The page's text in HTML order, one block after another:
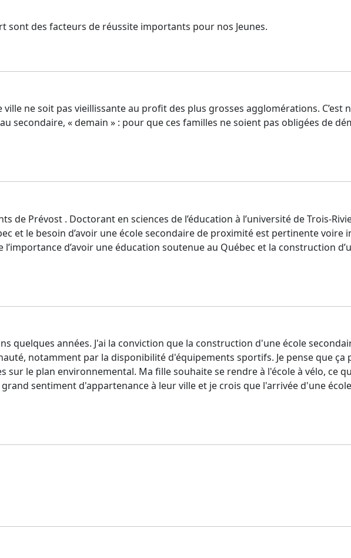
sont des facteurs de réussite importants pour nos Jeunes.
ville ne soit pas vieillissante au profit des plus grosses agglomérations. C’est
secondaire, « demain » : pour que ces familles ne soient pas obligées de
de Prévost . Doctorant en sciences de l’éducation à l’université de Trois-
et le besoin d’avoir une école secondaire de proximité est pertinente voire
d’avoir une éducation soutenue au Québec et la construction
quelques années. J'ai la conviction que la construction d'une école
notamment par la disponibilité d'équipements sportifs. Je pense que
sur le plan environnemental. Ma fille souhaite se rendre à l'école à vélo, ce
sentiment d'appartenance à leur ville et je crois que l'arrivée d'une